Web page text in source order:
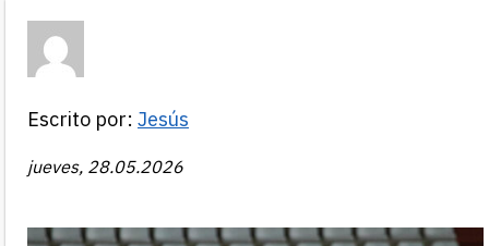
Escrito por: Jesús
jueves, 28.05.2026